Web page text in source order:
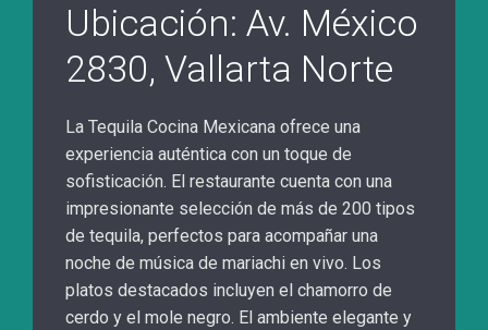
Ubicación: Av. México
2830, Vallarta Norte
La Tequila Cocina Mexicana ofrece una
experiencia auténtica con un toque de
sofisticación. El restaurante cuenta con una
impresionante selección de más de 200 tipos
de tequila, perfectos para acompañar una
noche de música de mariachi en vivo. Los
platos destacados incluyen el chamorro de
cerdo y el mole negro. El ambiente elegante y